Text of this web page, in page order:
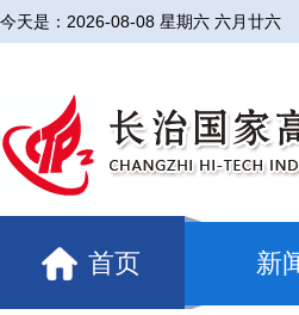
今天是： 2026-08-08 星期六 六月廿六
首页 新